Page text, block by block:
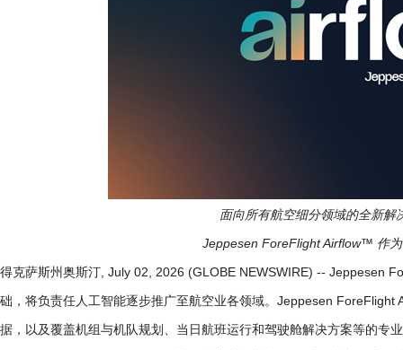
面向所有航空细分领域的全新
Jeppesen ForeFlight Airflow™ 作
得克萨斯州奥斯汀, July 02, 2026 (GLOBE NEWSWIRE) -- Jeppesen
础，将负责任人工智能逐步推广至航空业各领域。Jeppesen
据，以及覆盖机组与机队规划、当日航班运行和驾驶舱解决方案等的专